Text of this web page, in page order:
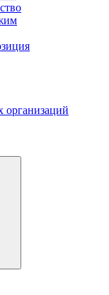
организаций